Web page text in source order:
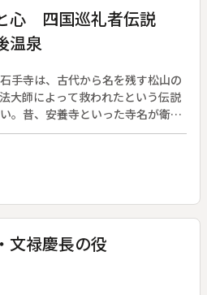
心 四国巡礼者伝説
温泉
手寺は、古代から名を残す松山の
大師によって救われたという伝説
。昔、安養寺といった寺名が衛門
名されたいきさつや、道後温泉の
混ぜて、古来伊予の国の風土が産
き明かす。現代も絶えることのな
ぐりの原形を追い、篤い信仰の源
・鐘楼・訶梨帝母天堂、石手寺護
無門・天守閣
禄慶長の役